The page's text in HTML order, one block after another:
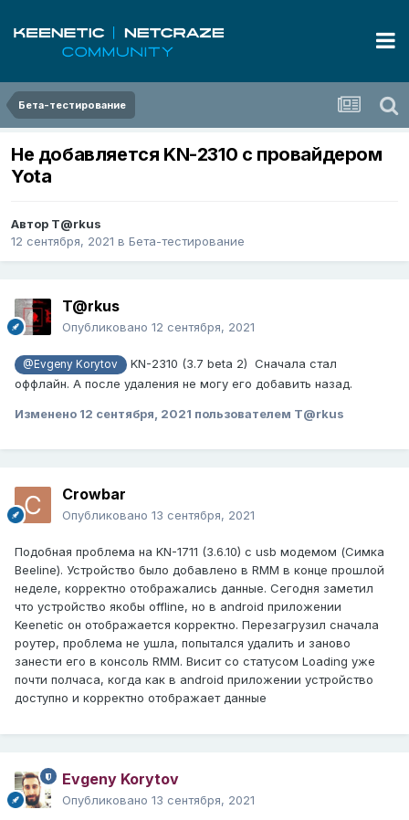
Бета-тестирование
Не добавляется KN-2310 с провайдером
Yota
Автор T@rkus
12 сентября, 2021 в Бета-тестирование
T@rkus
Опубликовано 12 сентября, 2021
@Evgeny Korytov
KN-2310 (3.7 beta 2) Сначала стал
оффлайн. А после удаления не могу его добавить назад.
Изменено 12 сентября, 2021 пользователем T@rkus
Crowbar
Опубликовано 13 сентября, 2021
Подобная проблема на KN-1711 (3.6.10) с usb модемом (Симка
Beeline). Устройство было добавлено в RMM в конце прошлой
неделе, корректно отображались данные. Сегодня заметил
что устройство якобы offline, но в android приложении
Keenetic он отображается корректно. Перезагрузил сначала
роутер, проблема не ушла, попытался удалить и заново
занести его в консоль RMM. Висит со статусом Loading уже
почти полчаса, когда как в android приложении устройство
доступно и корректно отображает данные
Evgeny Korytov
Опубликовано 13 сентября, 2021